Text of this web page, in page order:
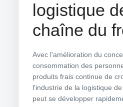
logistique
chaîne du
Avec l'amélioration du
consommation des
produits frais continue de
l'industrie de la logistique
peut se développer